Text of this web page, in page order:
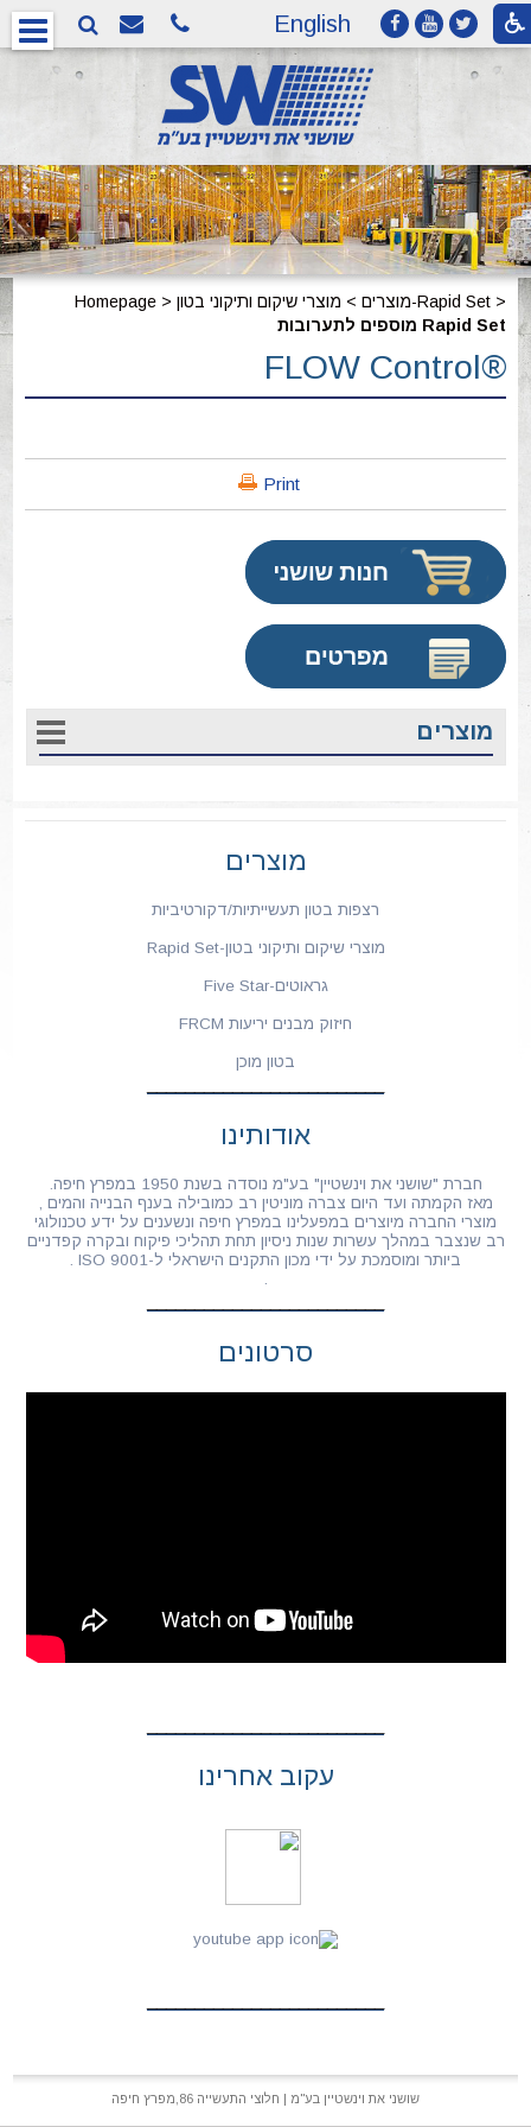
English
Homepage> מוצרים > מוצרי שיקום ותיקוני בטון-Rapid Set>
מוספים לתערובות Rapid Set
FLOW Control®
Print
מוצרים
מוצרים
רצפות בטון תעשייתיות/דקורטיביות
מוצרי שיקום ותיקוני בטון-Rapid Set
גראוטים-Five Star
חיזוק מבנים יריעות FRCM
בטון מוכן
אודותינו
חברת "שושני את וינשטיין" בע"מ נוסדה בשנת 1950 במפרץ חיפה.
מאז הקמתה ועד היום צברה מוניטין רב כמובילה בענף הבנייה והמים ,
מוצרי החברה מיוצרים במפעלינו במפרץ חיפה ונשענים על ידע טכנולוגי
רב שנצבר במהלך עשרות שנות ניסיון תחת תהליכי פיקוח ובקרה קפדניים
ביותר ומוסמכת על ידי מכון התקנים הישראלי ל-ISO 9001 .
.
סרטונים
עקוב אחרינו
שושני את וינשטיין בע"מ | חלוצי התעשייה 86,מפרץ חיפה